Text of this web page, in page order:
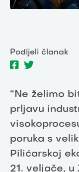
Podijeli članak
“Ne želimo
prljavu
poruka s
Pilićarskoj
21. veljače, u